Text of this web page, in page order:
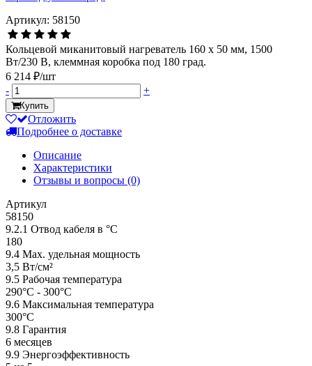
Артикул: 58150
Кольцевой миканитовый нагреватель 160 х 50 мм, 1500
Вт/230 В, клеммная коробка под 180 град.
6 214 ₽/шт
-
+
Купить
Отложить
Подробнее о доставке
Описание
Характеристики
Отзывы и вопросы (0)
Артикул
58150
9.2.1 Отвод кабеля в °С
180
9.4 Мах. удельная мощность
3,5 Вт/см²
9.5 Рабочая температура
290°С - 300°С
9.6 Максимальная температура
300°С
9.8 Гарантия
6 месяцев
9.9 Энергоэффективность